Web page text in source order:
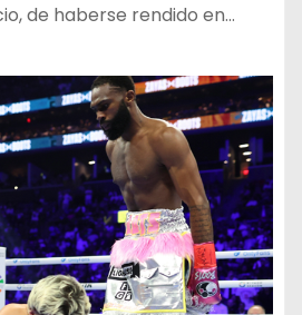
de haberse rendido en…